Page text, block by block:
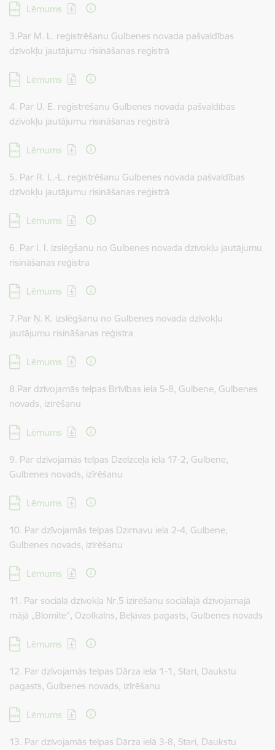
Lejupielādēt:
Lēmums
3.Par M. L. reģistrēšanu Gulbenes novada pašvaldības
dzīvokļu jautājumu risināšanas reģistrā
Lejupielādēt:
Lēmums
4. Par U. E. reģistrēšanu Gulbenes novada pašvaldības
dzīvokļu jautājumu risināšanas reģistrā
Lejupielādēt:
Lēmums
5. Par R. L.-L. reģistrēšanu Gulbenes novada pašvaldības
dzīvokļu jautājumu risināšanas reģistrā
Lejupielādēt:
Lēmums
6. Par I. I. izslēgšanu no Gulbenes novada dzīvokļu jautājumu
risināšanas reģistra
Lejupielādēt:
Lēmums
7.Par Ņ. K. izslēgšanu no Gulbenes novada dzīvokļu
jautājumu risināšanas reģistra
Lejupielādēt:
Lēmums
8.Par dzīvojamās telpas Brīvības iela 5-8, Gulbene, Gulbenes
novads, izīrēšanu
Lejupielādēt:
Lēmums
9. Par dzīvojamās telpas Dzelzceļa iela 17-2, Gulbene,
Gulbenes novads, izīrēšanu
Lejupielādēt:
Lēmums
10. Par dzīvojamās telpas Dzirnavu iela 2-4, Gulbene,
Gulbenes novads, izīrēšanu
Lejupielādēt:
Lēmums
11. Par sociālā dzīvokļa Nr.5 izīrēšanu sociālajā dzīvojamajā
mājā „Blomīte”, Ozolkalns, Beļavas pagasts, Gulbenes novads
Lejupielādēt:
Lēmums
12. Par dzīvojamās telpas Dārza iela 1-1, Stari, Daukstu
pagasts, Gulbenes novads, izīrēšanu
Lejupielādēt:
Lēmums
13. Par dzīvojamās telpas Dārza ielā 3-8, Stari, Daukstu